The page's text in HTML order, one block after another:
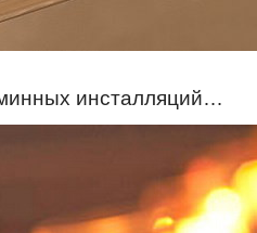
инсталляций…